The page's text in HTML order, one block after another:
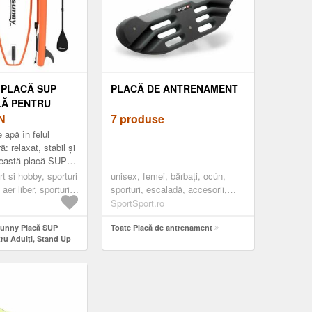
SUP
PENTRU
UP PADDLE
EVA,
DIN
CAPACITATE
|
apă în felul
relaxat, stabil și
placă SUP
Outsunny este
cei ca...
si hobby, sporturi
liber, sporturi
Placă SUP
Adulți, Stand Up
Suprafață
Pagaie Reglabilă
PLACĂ DE ANTRENAMENT
7 produse
unisex, femei, bărbați, ocún,
sporturi, escaladă, accesorii,
prize, negru
SportSport.ro
Toate Placă de antrenament